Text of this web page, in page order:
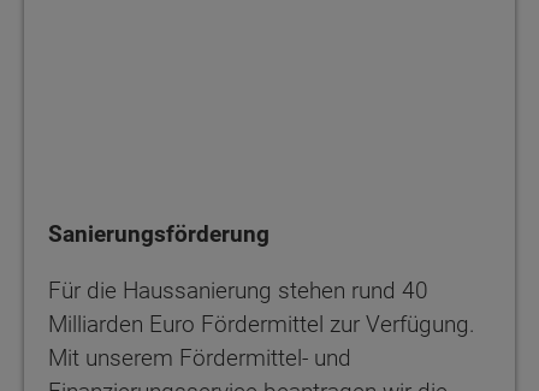
Sanierungsförderung
Für die Haussanierung stehen rund 40
Milliarden Euro Fördermittel zur Verfügung.
Mit unserem Fördermittel- und